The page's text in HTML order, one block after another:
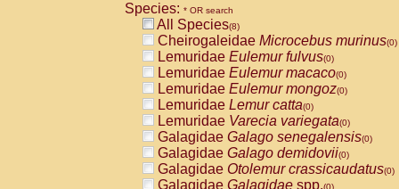
Species: * OR search
All Species(8)
Cheirogaleidae Microcebus murinus(0)
Lemuridae Eulemur fulvus(0)
Lemuridae Eulemur macaco(0)
Lemuridae Eulemur mongoz(0)
Lemuridae Lemur catta(0)
Lemuridae Varecia variegata(0)
Galagidae Galago senegalensis(0)
Galagidae Galago demidovii(0)
Galagidae Otolemur crassicaudatus(0)
Galagidae Galagidae spp.(0)